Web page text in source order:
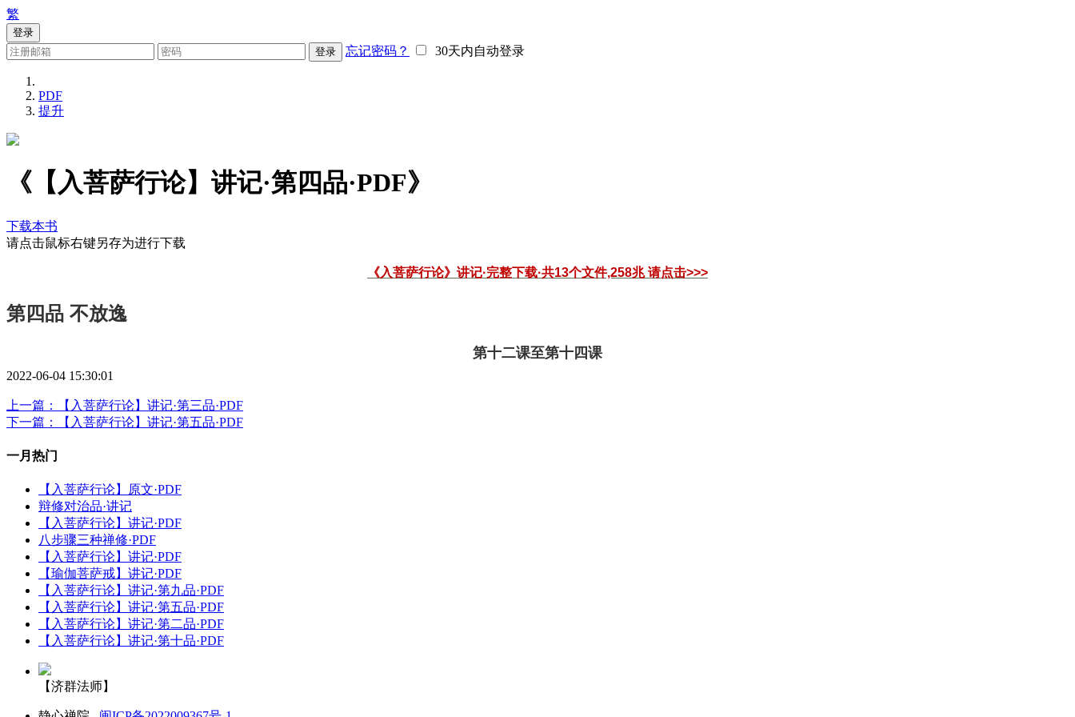
繁
登录
登录
忘记密码？ 30天内自动登录
PDF
提升
《【入菩萨行论】讲记·第四品·PDF》
下载本书
请点击鼠标右键另存为进行下载
《入菩萨行论》讲记·完整下载·共13个文件,258兆 请点击>>>
第四品 不放逸
第十二课至第十四课
2022-06-04 15:30:01
上一篇：【入菩萨行论】讲记·第三品·PDF
下一篇：【入菩萨行论】讲记·第五品·PDF
一月热门
【入菩萨行论】原文·PDF
辩修对治品·讲记
【入菩萨行论】讲记·PDF
八步骤三种禅修·PDF
【入菩萨行论】讲记·PDF
【瑜伽菩萨戒】讲记·PDF
【入菩萨行论】讲记·第九品·PDF
【入菩萨行论】讲记·第五品·PDF
【入菩萨行论】讲记·第二品·PDF
【入菩萨行论】讲记·第十品·PDF
【济群法师】